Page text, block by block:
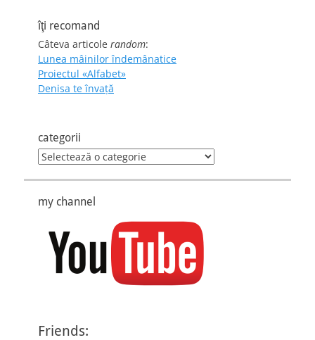
îţi recomand
Câteva articole random:
Lunea mâinilor îndemânatice
Proiectul «Alfabet»
Denisa te învaţă
categorii
categorii
my channel
Friends: